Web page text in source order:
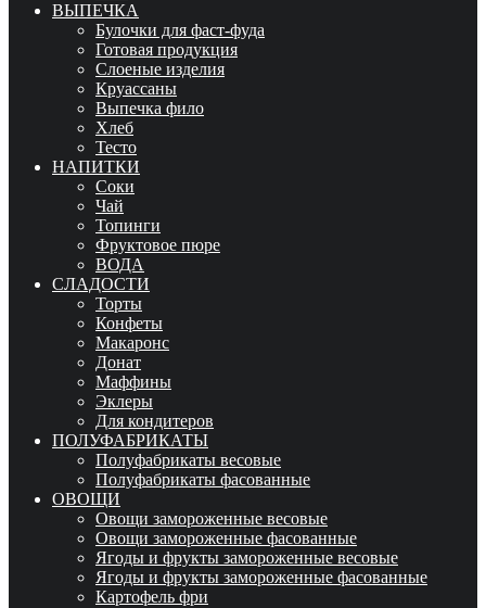
ВЫПЕЧКА
Булочки для фаст-фуда
Готовая продукция
Слоеные изделия
Круассаны
Выпечка фило
Хлеб
Тесто
НАПИТКИ
Соки
Чай
Топинги
Фруктовое пюре
ВОДА
СЛАДОСТИ
Торты
Конфеты
Макаронс
Донат
Маффины
Эклеры
Для кондитеров
ПОЛУФАБРИКАТЫ
Полуфабрикаты весовые
Полуфабрикаты фасованные
ОВОЩИ
Овощи замороженные весовые
Овощи замороженные фасованные
Ягоды и фрукты замороженные весовые
Ягоды и фрукты замороженные фасованные
Картофель фри